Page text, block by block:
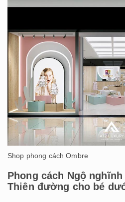
Shop phong cách Ombre
Phong cách Ngộ
Thiên đường cho bé